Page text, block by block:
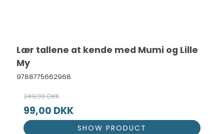
Lær tallene at kende med Mumi og Lille
My
9788775662968
249,00 DKK
99,00 DKK
SHOW PRODUCT